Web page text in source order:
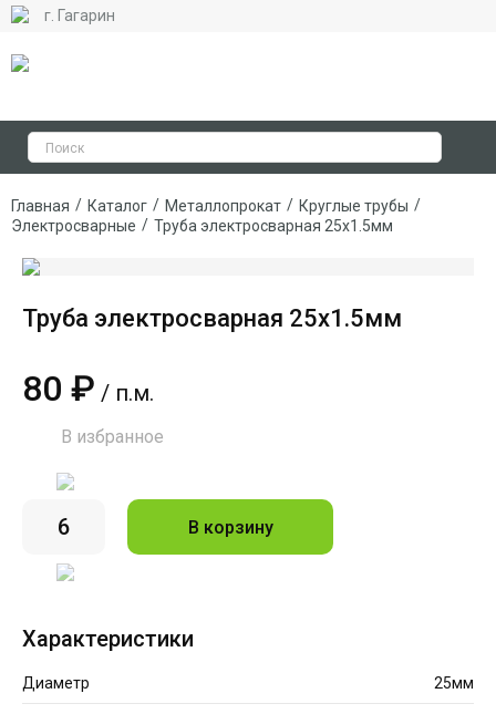
г. Гагарин
Главная / Каталог / Металлопрокат / Круглые трубы /
Электросварные / Труба электросварная 25х1.5мм
Труба электросварная 25х1.5мм
80 ₽ / п.м.
В избранное
В корзину
Характеристики
Диаметр 25мм